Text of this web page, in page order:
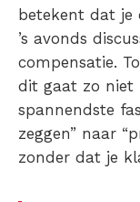
betekent dat je
’s avonds
compensatie.
dit gaat zo niet
spannendste
zeggen” naar
zonder dat je